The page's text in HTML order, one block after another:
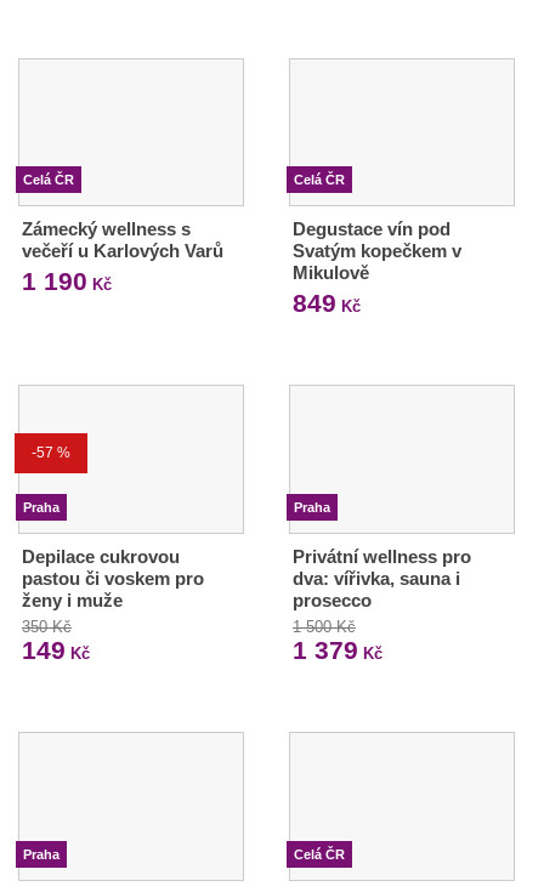
Celá ČR
Zámecký wellness s
večeří u Karlových Varů
1 190 Kč
Celá ČR
Degustace vín pod
Svatým kopečkem v
Mikulově
849 Kč
-57 %
Praha
Depilace cukrovou
pastou či voskem pro
ženy i muže
350 Kč
149 Kč
Praha
Privátní wellness pro
dva: vířivka, sauna i
prosecco
1 500 Kč
1 379 Kč
Praha Celá ČR